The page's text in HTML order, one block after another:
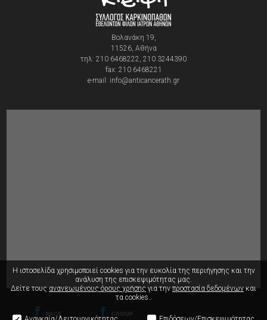
Βολανάκη 19,
11526, Αθήνα
τηλ: 210 6468222, 210 3244390
fax: 210 6468221
e-mail: info@anticancerath.gr
Η ιστοσελίδα χρησιμοποιεί cookies για την ευκολία της περιήγησης και την
ανάλυση της επισκεψιμότητας μας.
Δείτε τους ανανεωμένους όρους χρήσηςγια την προστασία δεδομένων και
τα cookies..